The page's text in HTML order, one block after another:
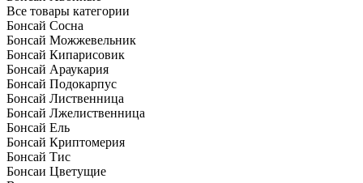
Все товары категории
Бонсай Сосна
Бонсай Можжевельник
Бонсай Кипарисовик
Бонсай Араукария
Бонсай Подокарпус
Бонсай Лиственница
Бонсай Лжелиственница
Бонсай Ель
Бонсай Криптомерия
Бонсай Тис
Бонсаи Цветущие